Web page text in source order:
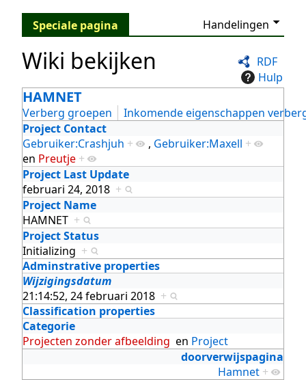
Speciale pagina Handelingen
RDF
Hulp
Wiki bekijken
HAMNET
Verberg groepen
Inkomende eigenschappen
Project Contact
Gebruiker:Crashjuh + , Gebruiker:Maxell +
en Preutje +
Project Last Update
februari 24, 2018 +
Project Name
HAMNET +
Project Status
Initializing +
Adminstrative properties
Wijzigingsdatum
21:14:52, 24 februari 2018 +
Classification properties
Categorie
Projecten zonder afbeelding en Project
doorverwijspagina
Hamnet +